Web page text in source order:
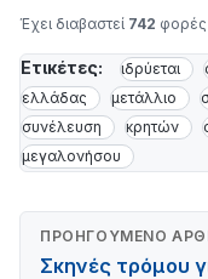
Έχει διαβαστεί 742 φορές
Ετικέτες: ιδρύεται
ελλάδας
μετάλλιο
συνέλευση
κρητών
μεγαλονήσου
ΠΡΟΗΓΟΎΜΕΝΟ
Σκηνές τρόμου